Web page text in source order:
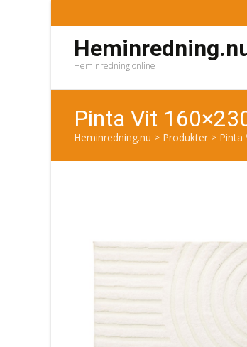
Heminredning online
Pinta Vit
Heminredning.nu > Produkter > Pinta